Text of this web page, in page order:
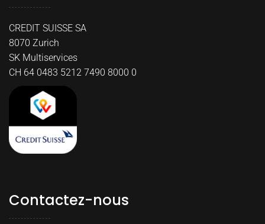
CREDIT SUISSE SA
8070 Zurich
SK Multiservices
CH 64 0483 5212 7490 8000 0
Contactez-nous